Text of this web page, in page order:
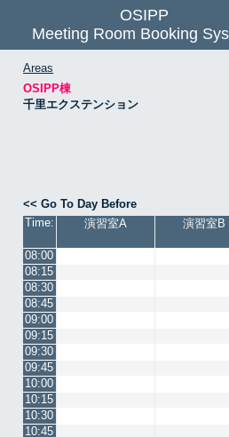
OSIPP
Meeting Room Booking
Areas
OSIPP棟
千里エクステンション
<< Go To Day Before
Time:
演習室A 演習室B
08:00
08:15
08:30
08:45
09:00
09:15
09:30
09:45
10:00
10:15
10:30
10:45